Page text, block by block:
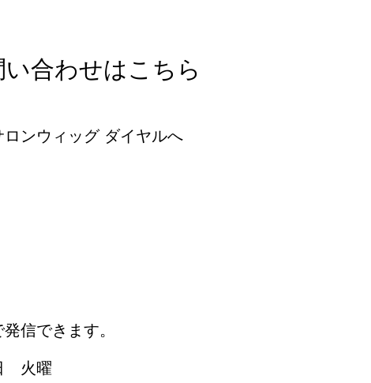
い合わせはこちら
ンウィッグ ダイヤルへ
信できます。
火曜